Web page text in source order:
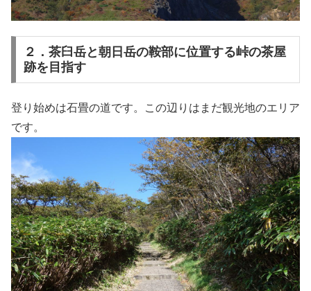
２．茶臼岳と朝日岳の鞍部に位置する峠の茶屋
跡を目指す
登り始めは石畳の道です。この辺りはまだ観光地のエリア
です。